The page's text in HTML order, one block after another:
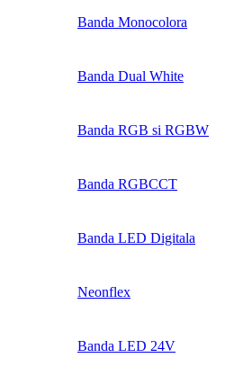
Banda Monocolora
Banda Dual White
Banda RGB si RGBW
Banda RGBCCT
Banda LED Digitala
Neonflex
Banda LED 24V